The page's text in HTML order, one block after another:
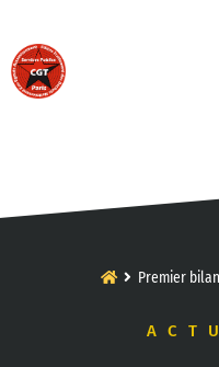
Premier